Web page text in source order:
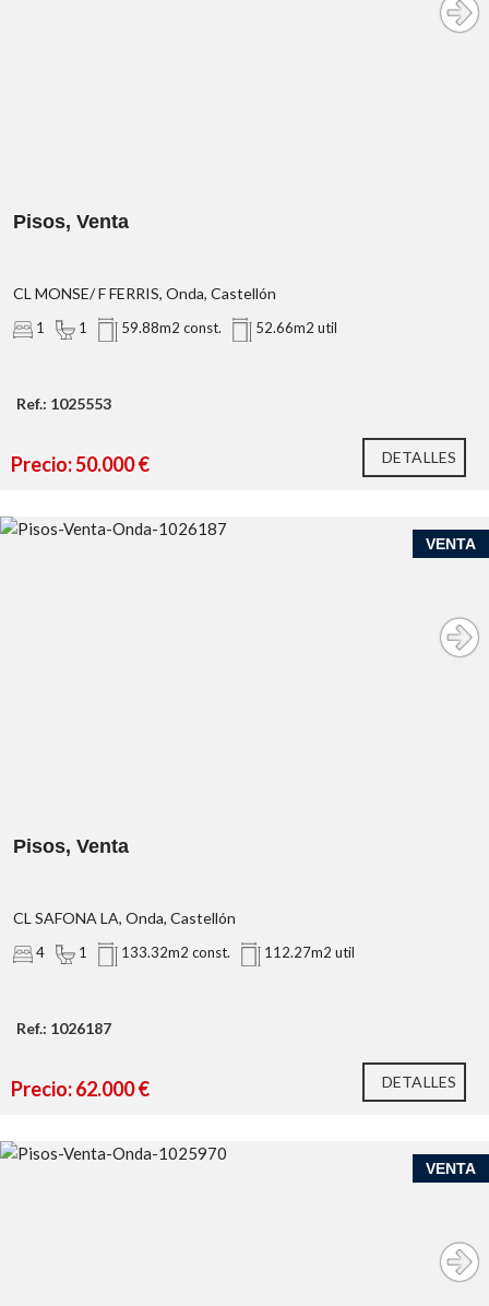
Pisos, Venta
CL MONSE/ F FERRIS, Onda, Castellón
1 1 59.88m2 const. 52.66m2 util
Ref.: 1025553
Precio: 50.000 € DETALLES
VENTA
Pisos, Venta
CL SAFONA LA, Onda, Castellón
4 1 133.32m2 const. 112.27m2 util
Ref.: 1026187
Precio: 62.000 € DETALLES
VENTA